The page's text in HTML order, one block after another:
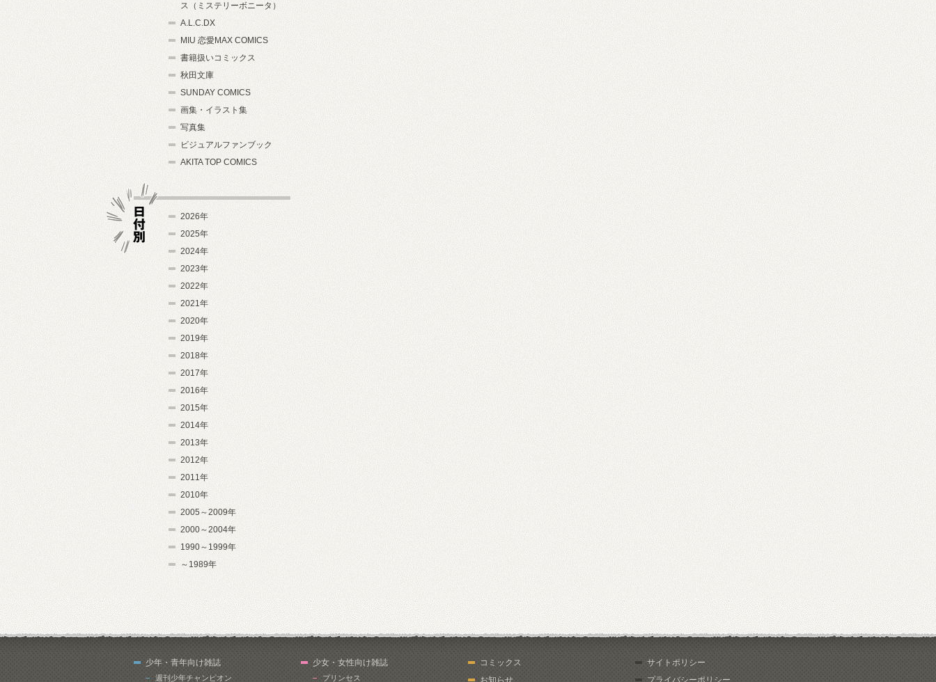
ス（ミステリーボニータ）
A.L.C.DX
MIU 恋愛MAX COMICS
書籍扱いコミックス
秋田文庫
SUNDAY COMICS
画集・イラスト集
写真集
ビジュアルファンブック
AKITA TOP COMICS
2026年
2025年
2024年
2023年
2022年
2021年
2020年
2019年
2018年
2017年
2016年
2015年
2014年
2013年
2012年
2011年
2010年
2005～2009年
2000～2004年
1990～1999年
～1989年
少年・青年向け雑誌
週刊少年チャンピオン
少女・女性向け雑誌
プリンセス
コミックス
お知らせ
サイトポリシー
プライバシーポリシー